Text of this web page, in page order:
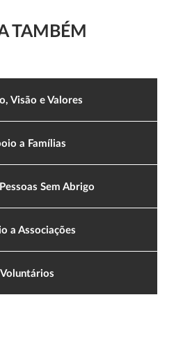
TAMBÉM
Visão e Valores
a Famílias
Sem Abrigo
a Associações
Voluntários